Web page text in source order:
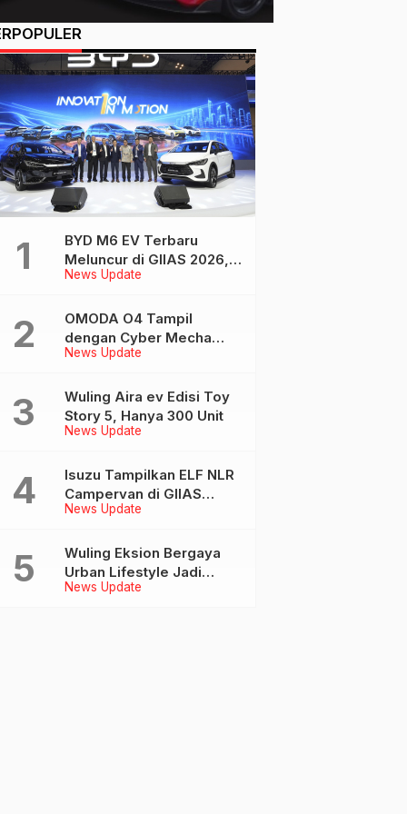
News Update
BYD M6 EV Terbaru
Meluncur di GIIAS 2026,
Kini Tempuh Hingga 450
News Update
OMODA O4 Tampil
dengan Cyber Mecha
Design di GIIAS, EV
News Update
Wuling Aira ev Edisi Toy
Story 5, Hanya 300 Unit
News Update
Isuzu Tampilkan ELF NLR
Campervan di GIIAS
2026, Kolaborasi dengan
JAJAGO
News Update
Wuling Eksion Bergaya
Urban Lifestyle Jadi
Sorotan di GIIAS 2026